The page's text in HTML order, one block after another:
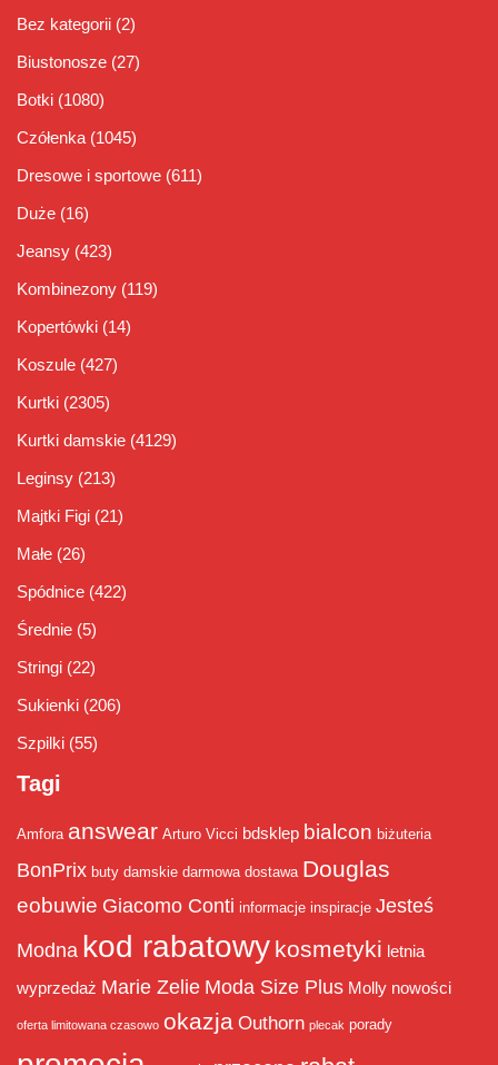
Bez kategorii (2)
Biustonosze (27)
Botki (1080)
Czółenka (1045)
Dresowe i sportowe (611)
Duże (16)
Jeansy (423)
Kombinezony (119)
Kopertówki (14)
Koszule (427)
Kurtki (2305)
Kurtki damskie (4129)
Leginsy (213)
Majtki Figi (21)
Małe (26)
Spódnice (422)
Średnie (5)
Stringi (22)
Sukienki (206)
Szpilki (55)
Tagi
Amfora answear Arturo Vicci bdsklep bialcon biżuteria
BonPrix buty damskie darmowa dostawa Douglas
eobuwie Giacomo Conti informacje inspiracje Jesteś
Modna kod rabatowy kosmetyki letnia
wyprzedaż Marie Zelie Moda Size Plus Molly nowości
oferta limitowana czasowo okazja Outhorn plecak porady